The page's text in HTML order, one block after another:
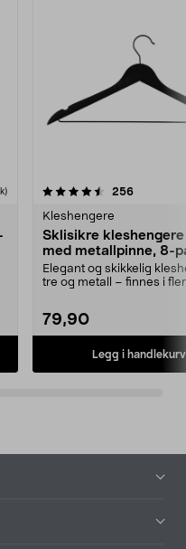
256
Kleshengere
Sklisikre
med metallpinne, 8-
Elegant og skikkelig
tre og metall – finnes i
79,90
Legg i handlekurv
4.5av 5 stjerner